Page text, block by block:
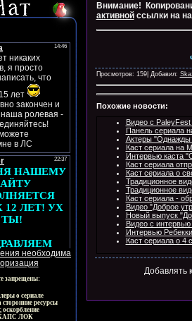
необходима
запрещены:
о сериале
сторонние ресурсы
оскорбление
ЛОК
Внимание!
активнойссылки на
Просмотров: 159| Добавил:
Похожие новости:
Видео с PaleyFest
Панель сериала
Актеры "Однажды
Каст сериала на
Интервью каста
Каст сериала
Каст сериала о
Традиционное
Традиционное
Каст сериала -
Видео "Доброе
Новый выпуск
Видео с
Интервью
Каст сериала о 4
Добавлять